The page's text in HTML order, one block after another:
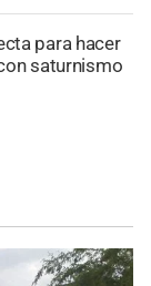
para hacer
saturnismo